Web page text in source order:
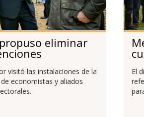
eliminar
visitó las instalaciones de la
economistas y aliados
El